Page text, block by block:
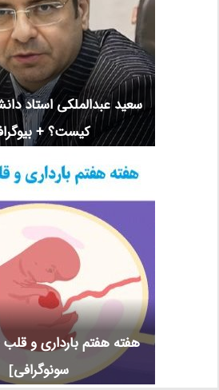
سعید عبدالملکی استاد
کیست؟ +
هفته هفتم بارداری و
سونوگرافی]